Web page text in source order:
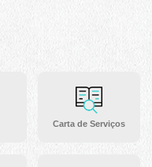
Carta de Serviços